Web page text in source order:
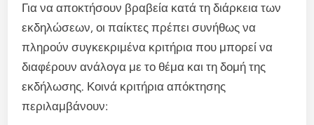
Για να αποκτήσουν βραβεία κατά τη διάρκεια των
εκδηλώσεων, οι παίκτες πρέπει συνήθως να
πληρούν συγκεκριμένα κριτήρια που μπορεί να
διαφέρουν ανάλογα με το θέμα και τη δομή της
εκδήλωσης. Κοινά κριτήρια απόκτησης
περιλαμβάνουν: